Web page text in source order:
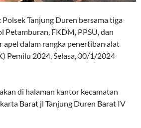
Polsek Tanjung Duren bersama tiga
Petamburan, FKDM, PPSU, dan
apel dalam rangka penertiban alat
Pemilu 2024, Selasa, 30/1/2024
di halaman kantor kecamatan
Barat jl Tanjung Duren Barat IV